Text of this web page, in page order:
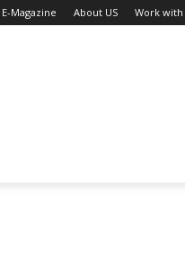
E-Magazine About US Work with